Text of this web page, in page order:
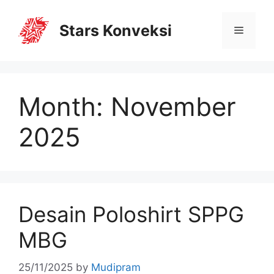
Stars Konveksi
Month: November
2025
Desain Poloshirt SPPG
MBG
25/11/2025 by Mudipram